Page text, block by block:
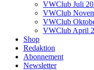
VWClub Juli
VWClub
VWClub
VWClub April
Shop
Redaktion
Abonnement
Newsletter